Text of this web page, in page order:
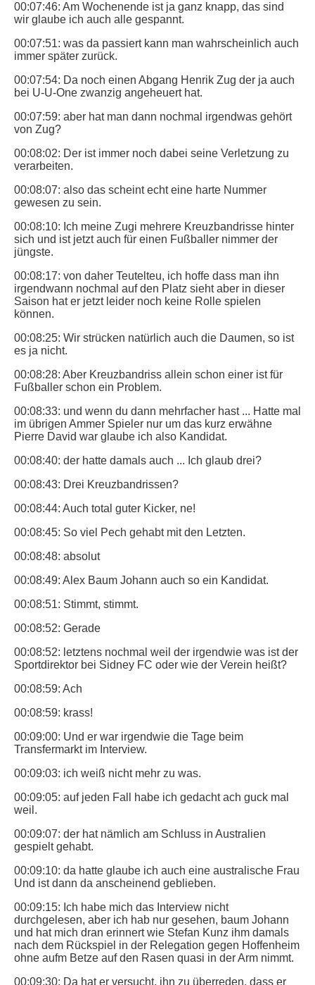
00:07:46: Am Wochenende ist ja ganz knapp, das sind
wir glaube ich auch alle gespannt.
00:07:51: was da passiert kann man wahrscheinlich auch
immer später zurück.
00:07:54: Da noch einen Abgang Henrik Zug der ja auch
bei U-U-One zwanzig angeheuert hat.
00:07:59: aber hat man dann nochmal irgendwas gehört
von Zug?
00:08:02: Der ist immer noch dabei seine Verletzung zu
verarbeiten.
00:08:07: also das scheint echt eine harte Nummer
gewesen zu sein.
00:08:10: Ich meine Zugi mehrere Kreuzbandrisse hinter
sich und ist jetzt auch für einen Fußballer nimmer der
jüngste.
00:08:17: von daher Teutelteu, ich hoffe dass man ihn
irgendwann nochmal auf den Platz sieht aber in dieser
Saison hat er jetzt leider noch keine Rolle spielen
können.
00:08:25: Wir strücken natürlich auch die Daumen, so ist
es ja nicht.
00:08:28: Aber Kreuzbandriss allein schon einer ist für
Fußballer schon ein Problem.
00:08:33: und wenn du dann mehrfacher hast ... Hatte mal
im übrigen Ammer Spieler nur um das kurz erwähne
Pierre David war glaube ich also Kandidat.
00:08:40: der hatte damals auch ... Ich glaub drei?
00:08:43: Drei Kreuzbandrissen?
00:08:44: Auch total guter Kicker, ne!
00:08:45: So viel Pech gehabt mit den Letzten.
00:08:48: absolut
00:08:49: Alex Baum Johann auch so ein Kandidat.
00:08:51: Stimmt, stimmt.
00:08:52: Gerade
00:08:52: letztens nochmal weil der irgendwie was ist der
Sportdirektor bei Sidney FC oder wie der Verein heißt?
00:08:59: Ach
00:08:59: krass!
00:09:00: Und er war irgendwie die Tage beim
Transfermarkt im Interview.
00:09:03: ich weiß nicht mehr zu was.
00:09:05: auf jeden Fall habe ich gedacht ach guck mal
weil.
00:09:07: der hat nämlich am Schluss in Australien
gespielt gehabt.
00:09:10: da hatte glaube ich auch eine australische Frau
Und ist dann da anscheinend geblieben.
00:09:15: Ich habe mich das Interview nicht
durchgelesen, aber ich hab nur gesehen, baum Johann
und hat mich dran erinnert wie Stefan Kunz ihm damals
nach dem Rückspiel in der Relegation gegen Hoffenheim
ohne aufm Betze auf den Rasen quasi in der Arm nimmt.
00:09:30: Da hat er versucht, ihn zu überreden, dass er